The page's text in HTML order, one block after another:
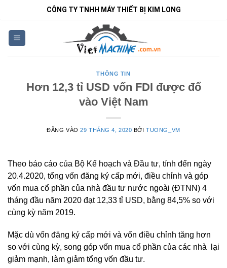
nội
dung
CÔNG TY TNHH MÁY THIẾT BỊ KIM LONG
THÔNG TIN
Hơn 12,3 tỉ USD vốn FDI được đổ
vào Việt Nam
ĐĂNG VÀO29 THÁNG 4, 2020 BỞITUONG_VM
Theo báo cáo của Bộ Kế hoạch và Đầu tư, tính đến ngày
20.4.2020, tổng vốn đăng ký cấp mới, điều chỉnh và góp
vốn mua cổ phần của nhà đầu tư nước ngoài (ĐTNN) 4
tháng đầu năm 2020 đạt 12,33 tỉ USD, bằng 84,5% so với
cùng kỳ năm 2019.
Mặc dù vốn đăng ký cấp mới và vốn điều chỉnh tăng hơn
so với cùng kỳ, song góp vốn mua cổ phần của các nhà lại
giảm mạnh, làm giảm tổng vốn đầu tư.